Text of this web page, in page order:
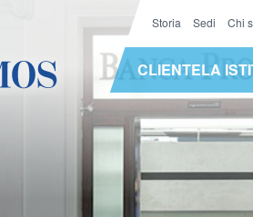
Storia Sedi Chi
CLIENTELA